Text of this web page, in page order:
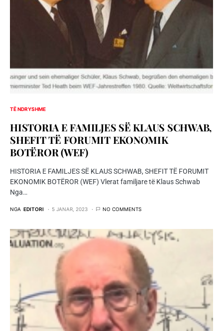
TË NDRYSHME
HISTORIA E FAMILJES SË KLAUS SCHWAB,
SHEFIT TË FORUMIT EKONOMIK
BOTËROR (WEF)
HISTORIA E FAMILJES SË KLAUS SCHWAB, SHEFIT TË FORUMIT
EKONOMIK BOTËROR (WEF) Vlerat familjare të Klaus Schwab
Nga…
NGA EDITORI 5 JANAR, 2023 NO COMMENTS